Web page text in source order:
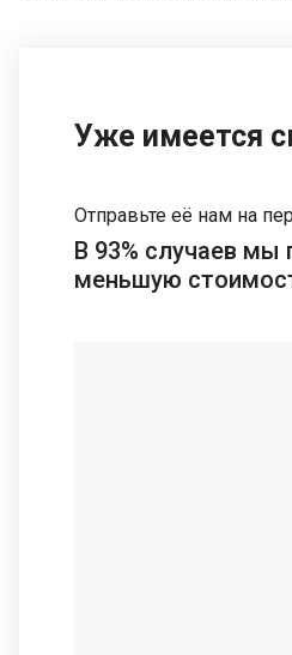
Уже имеется
Отправьте её нам на
В 93% случаев мы
меньшую